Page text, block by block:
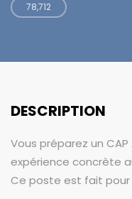
78,712
DESCRIPTION
Vous préparez un
expérience concrète
Ce poste est fait pour